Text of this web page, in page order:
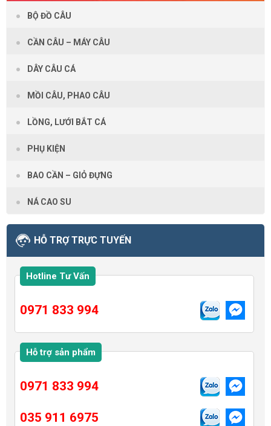
BỘ ĐỒ CÂU
CẦN CÂU – MÁY CÂU
DÂY CÂU CÁ
MỒI CÂU, PHAO CÂU
LỒNG, LƯỚI BẮT CÁ
PHỤ KIỆN
BAO CẦN – GIỎ ĐỰNG
NÁ CAO SU
HỖ TRỢ TRỰC TUYẾN
Hotline Tư Vấn
0971 833 994
Hỗ trợ sản phẩm
0971 833 994
035 911 6975